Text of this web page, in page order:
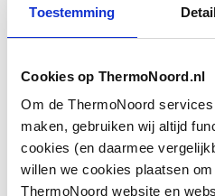
Toestemming
Cookies op ThermoNoord.nl
Om de ThermoNoord
maken, gebruiken wij altijd
cookies (en daarmee
willen we cookies plaatsen
ThermoNoord website en
Geschikt voor montage
Geschikt voor montage
op douchebak
Geschikt voor montage
op tegelvloer
Downloads